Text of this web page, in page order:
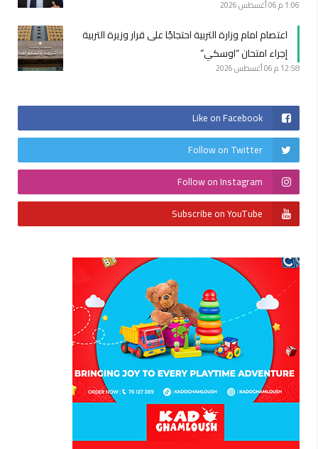
1:06 م 06 أغسطس 2026
اعتصام امام وزارة التربية احتجاجًا على قرار وزيرة التربية
إجراء امتحان “اوسكي”
12:58 م 06 أغسطس 2026
Like on Facebook
Follow on Twitter
Follow on Instagram
Subscribe on YouTube